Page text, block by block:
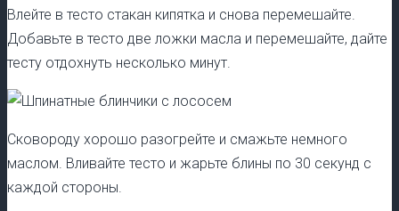
Влейте в тесто стакан кипятка и снова перемешайте.
Добавьте в тесто две ложки масла и перемешайте, дайте
тесту отдохнуть несколько минут.
Сковороду хорошо разогрейте и смажьте немного
маслом. Вливайте тесто и жарьте блины по 30 секунд с
каждой стороны.